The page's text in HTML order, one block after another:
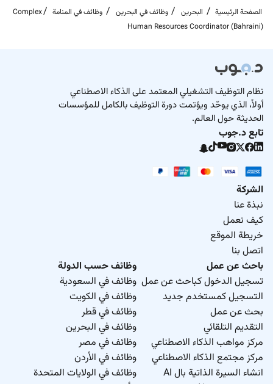
الصفحة الرئيسية البحرين وظائف في البحرين وظائف في المنامة
Complex
Human Resources Coordinator (Bahraini)
نظام التوظيف التشغيلي المعتمد على الذكاء الاصطناعي
أولاً، الذي يوحّد ويؤتمت دورة التوظيف بالكامل للمؤسسات
الحديثة حول العالم.
تابع د.جوب
الشركة
نبذة عنا
كيف نعمل
خريطة الموقع
اتصل بنا
باحث عن عمل
تسجيل الدخول كباحث عن عمل
التسجيل كمستخدم جديد
بحث عن عمل
التقديم التلقائي
مركز مواهب الذكاء الاصطناعي
مركز مجتمع الذكاء الاصطناعي
انشاء السيرة الذاتية بال AI
وظائف حسب الدولة
وظائف في السعودية
وظائف في الكويت
وظائف في قطر
وظائف في البحرين
وظائف في مصر
وظائف في الأردن
وظائف في الولايات المتحدة